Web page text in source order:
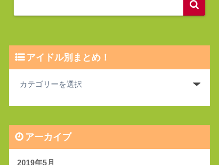
アイドル別まとめ！
アーカイブ
2019年5月